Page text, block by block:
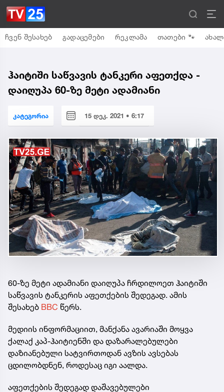
ჩვენ შესახებ გადაცემები რეკლამა თათები 🐾
ჰაიტიში საწვავის ტანკერი აფეთქდა -
დაიღუპა 60-ზე მეტი ადამიანი
კატეგორია 15 დეკ. 2021 • 6:17
60-ზე მეტი ადამიანი დაიღუპა ჩრდილოეთ ჰაიტიში
საწვავის ტანკერის აფეთქების შედეგად. ამის
შესახებ BBC წერს.
მედიის ინფორმაციით, მანქანა ავარიაში მოყვა
ქალაქ კაპ-ჰაიტიენში და დაზარალებულები
დაზიანებული სატვირთოდან ავზის ავსებას
ცდილობდნენ, როდესაც იგი აალდა.
აფეთქების შედეგად დაშავებულები